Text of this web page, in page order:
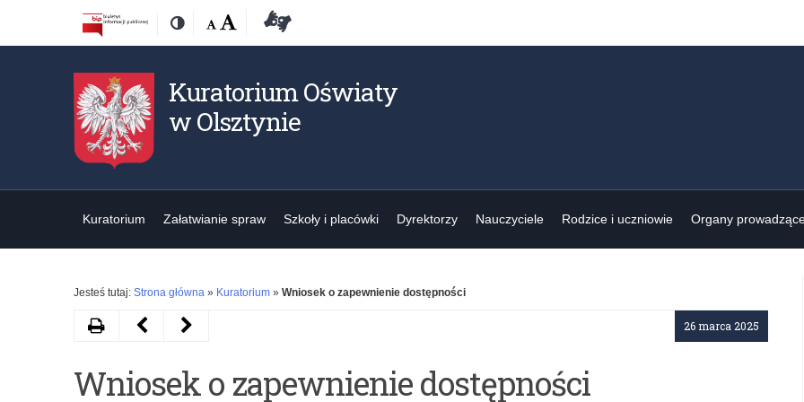
treśći
nawigacji
Kontrast
Rozmiar
Domyślna
Wielka
Deklaracja
Kuratorium Oświaty
w Olsztynie
Kuratorium Załatwianie spraw Szkoły i placówki Dyrektorzy Nauczyciele Rodzice i uczniowie Organy
Jesteś tutaj: Strona główna » Kuratorium » Wniosek o zapewnienie dostępności
26 marca 2025
Wniosek o zapewnienie dostępności
DrukujNastępny
Udostępnianie
Poprzedni
Archiwalne